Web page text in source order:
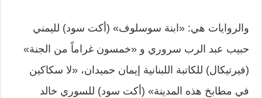
والروايات هي: «ابنة سوسلوف» (أكت سود) لليمني
حبيب عبد الرب سروري و «خمسون غراماً من الجنة»
(فيرتيكال) للكاتبة اللبنانية إيمان حميدان، «لا سكاكين
في مطابخ هذه المدينة» (أكت سود) للسوري خالد